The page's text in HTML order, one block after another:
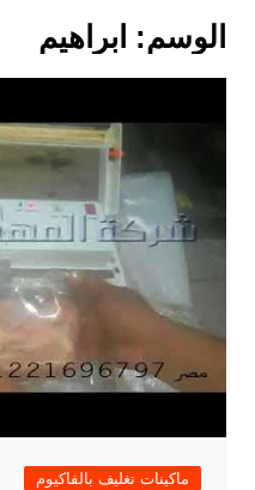
الوسم: ابراهيم
ماكينات تغليف بالفاكيوم